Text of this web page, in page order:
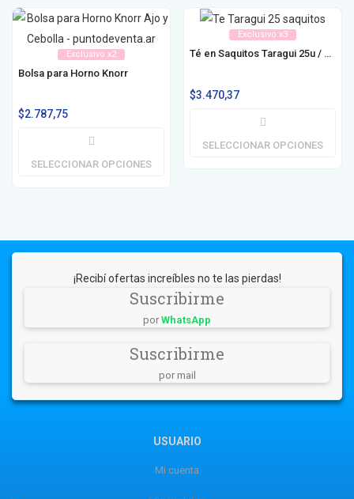
Exclusivo x2
Bolsa para Horno Knorr
$2.787,75
SELECCIONAR OPCIONES
Exclusivo x3
Té en Saquitos Taragui 25u / 50u
$3.470,37
SELECCIONAR OPCIONES
¡Recibí ofertas increíbles no te las pierdas!
Suscribirme
por WhatsApp
Suscribirme
por mail
USUARIO
Mi cuenta